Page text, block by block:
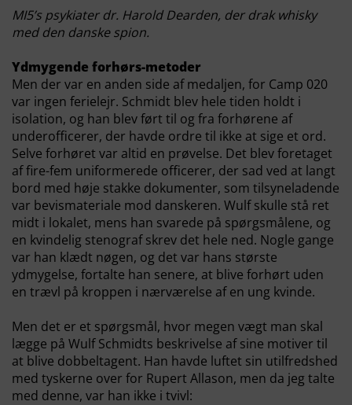
MI5’s psykiater dr. Harold Dearden, der drak whisky
med den danske spion.
Ydmygende forhørs-metoder
Men der var en anden side af medaljen, for Camp 020
var ingen ferielejr. Schmidt blev hele tiden holdt i
isolation, og han blev ført til og fra forhørene af
underofficerer, der havde ordre til ikke at sige et ord.
Selve forhøret var altid en prøvelse. Det blev foretaget
af fire-fem uniformerede officerer, der sad ved at langt
bord med høje stakke dokumenter, som tilsyneladende
var bevismateriale mod danskeren. Wulf skulle stå ret
midt i lokalet, mens han svarede på spørgsmålene, og
en kvindelig stenograf skrev det hele ned. Nogle gange
var han klædt nøgen, og det var hans største
ydmygelse, fortalte han senere, at blive forhørt uden
en trævl på kroppen i nærværelse af en ung kvinde.
Men det er et spørgsmål, hvor megen vægt man skal
lægge på Wulf Schmidts beskrivelse af sine motiver til
at blive dobbeltagent. Han havde luftet sin utilfredshed
med tyskerne over for Rupert Allason, men da jeg talte
med denne, var han ikke i tvivl: